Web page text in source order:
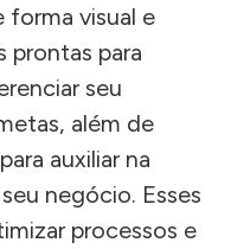
forma visual e
prontas para
seu
além de
auxiliar na
negócio. Esses
processos e